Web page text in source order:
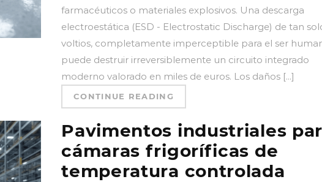
farmacéuticos o materiales explosivos. Una descarga
electroestática (ESD - Electrostatic Discharge) de tan
voltios, completamente imperceptible para el ser
puede destruir irreversiblemente un circuito integrado
moderno valorado en miles de euros. Los daños [...]
CONTINUE READING
Pavimentos industriales
cámaras frigoríficas de
temperatura controlada